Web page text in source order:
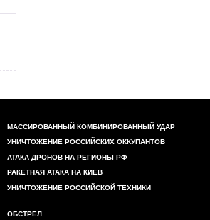
МАССИРОВАННЫЙ КОМБИНИРОВАННЫЙ УДАР
УНИЧТОЖЕНИЕ РОССИЙСКИХ ОККУПАНТОВ
АТАКА ДРОНОВ НА РЕГИОНЫ РФ
РАКЕТНАЯ АТАКА НА КИЕВ
УНИЧТОЖЕНИЕ РОССИЙСКОЙ ТЕХНИКИ
ОБСТРЕЛ